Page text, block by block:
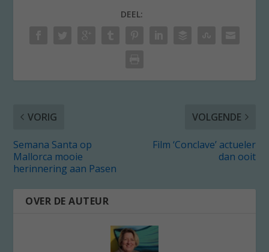
DEEL:
VORIG
Semana Santa op
Mallorca mooie
herinnering aan Pasen
VOLGENDE
Film ‘Conclave’ actueler
dan ooit
OVER DE AUTEUR